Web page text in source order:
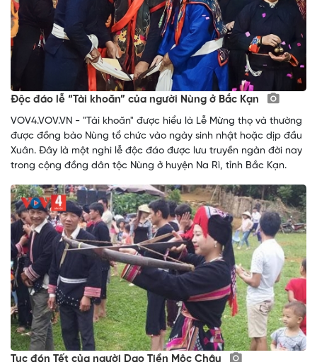
Độc đáo lễ “Tài khoăn” của người Nùng ở Bắc Kạn
VOV4.VOV.VN - "Tài khoăn" được hiểu là Lễ Mừng thọ và thường
được đồng bào Nùng tổ chức vào ngày sinh nhật hoặc dịp đầu
Xuân. Đây là một nghi lễ độc đáo được lưu truyền ngàn đời nay
trong cộng đồng dân tộc Nùng ở huyện Na Rì, tỉnh Bắc Kạn.
Tục đón Tết của người Dao Tiền Mộc Châu